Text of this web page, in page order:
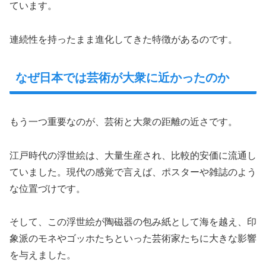
ています。
連続性を持ったまま進化してきた特徴があるのです。
なぜ日本では芸術が大衆に近かったのか
もう一つ重要なのが、芸術と大衆の距離の近さです。
江戸時代の浮世絵は、大量生産され、比較的安価に流通し
ていました。現代の感覚で言えば、ポスターや雑誌のよう
な位置づけです。
そして、この浮世絵が陶磁器の包み紙として海を越え、印
象派のモネやゴッホたちといった芸術家たちに大きな影響
を与えました。